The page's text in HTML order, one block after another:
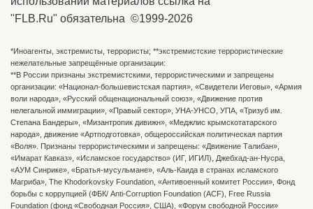
"FLB.Ru" обязательна ©1999-2026
*Иноагенты, экстремисты, террористы; **экстремистские террористические
нежелательные запрещённые организации:
**В России признаны экстремистскими, террористическими и запрещены
организации: «Национал-большевистская партия», «Свидетели Иеговы», «Армия
воли народа», «Русский общенациональный союз», «Движение против
нелегальной иммиграции», «Правый сектор», УНА-УНСО, УПА, «Тризуб им.
Степана Бандеры», «Мизантропик дивижн», «Меджлис крымскотатарского
народа», движение «Артподготовка», общероссийская политическая партия
«Воля». Признаны террористическими и запрещены: «Движение Талибан»,
«Имарат Кавказ», «Исламское государство» (ИГ, ИГИЛ), Джебхад-ан-Нусра,
«АУМ Синрике», «Братья-мусульмане», «Аль-Каида в странах исламского
Магриба», The Khodorkovsky Foundation, «Антивоенный комитет России», Фонд
борьбы с коррупцией (ФБК/ Anti-Corruption Foundation (ACF), Free Russia
Foundation (фонд «Свободная Россия», США), «Форум свободной России»